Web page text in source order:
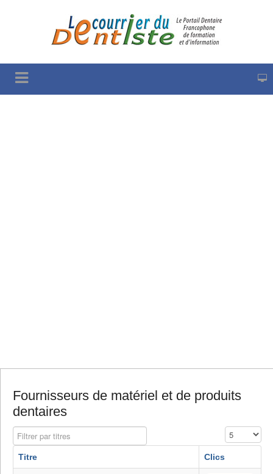
Fournisseurs de matériel et de produits
dentaires
Filtrer par titres Affichage #
Titre Clics